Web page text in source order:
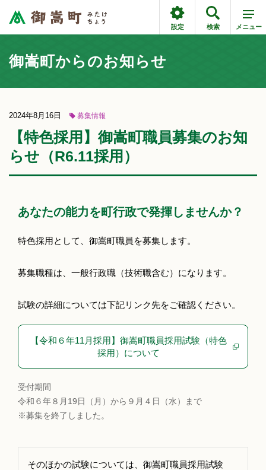
設定 検索 メニュー
御嵩町からのお知らせ
2024年8月16日 募集情報
【特色採用】御嵩町職員募集のお知
らせ（R6.11採用）
あなたの能力を町行政で発揮しませんか？
特色採用として、御嵩町職員を募集します。
募集職種は、一般行政職（技術職含む）になります。
試験の詳細については下記リンク先をご確認ください。
【令和６年11月採用】御嵩町職員採用試験（特色
採用）について
受付期間
令和６年８月19日（月）から９月４日（水）まで
※募集を終了しました。
そのほかの試験については、御嵩町職員採用試験